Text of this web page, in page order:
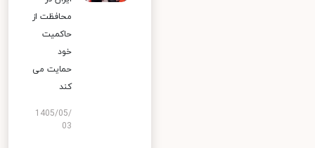
محافظت از
حاکمیت
خود
حمایت می
کند
1405/05/
03